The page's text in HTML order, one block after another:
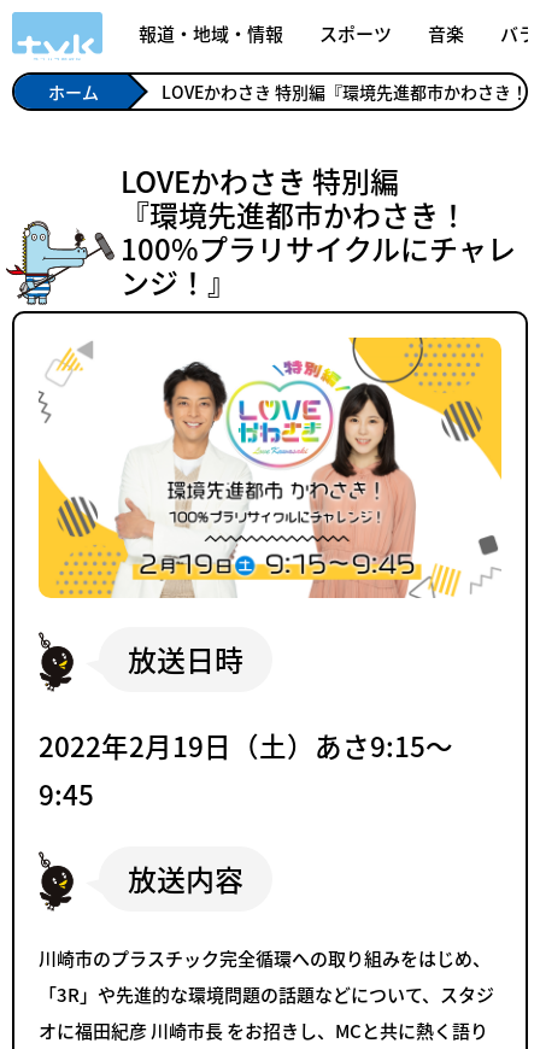
報道・地域・情報 スポーツ 音楽 バ
ホーム LOVEかわさき 特別編『環境先進都市かわさき
LOVEかわさき 特別編
『環境先進都市かわさき！
100%プラリサイクルにチャレ
ンジ！』
放送日時
2022年2月19日（土）あさ9:15～
9:45
放送内容
川崎市のプラスチック完全循環への取り組みをはじめ、
「3R」や先進的な環境問題の話題などについて、スタジ
オに福田紀彦 川崎市長 をお招きし、MCと共に熱く語り